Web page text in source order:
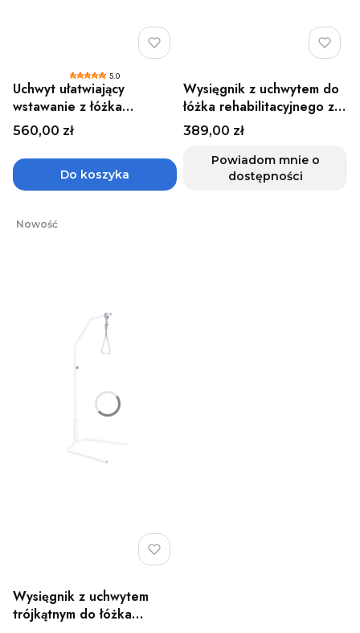
5.0
Uchwyt ułatwiający
wstawanie z łóżka
rehabilitacyjnego,
regulowany, z podstawą
do 130 kg Herdegen
Cena
560,00 zł
Do koszyka
Wysięgnik z uchwytem do
łóżka rehabilitacyjnego z
wzmocnionym profilem i
stabilną konstrukcją,
regulowany Vitea Care
Cena
389,00 zł
Powiadom mnie o
dostępności
Nowość
Wysięgnik z uchwytem
trójkątnym do łóżka